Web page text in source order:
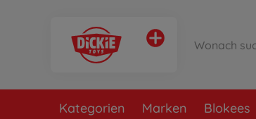
Kategorien Marken Blokees